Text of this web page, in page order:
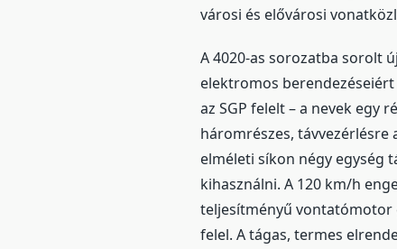
városi és elővárosi
A 4020-as sorozatba sorolt
elektromos
az SGP felelt – a nevek egy
háromrészes,
elméleti síkon négy egység
kihasználni. A 120 km/h
teljesítményű vontatómotor
felel. A tágas, termes